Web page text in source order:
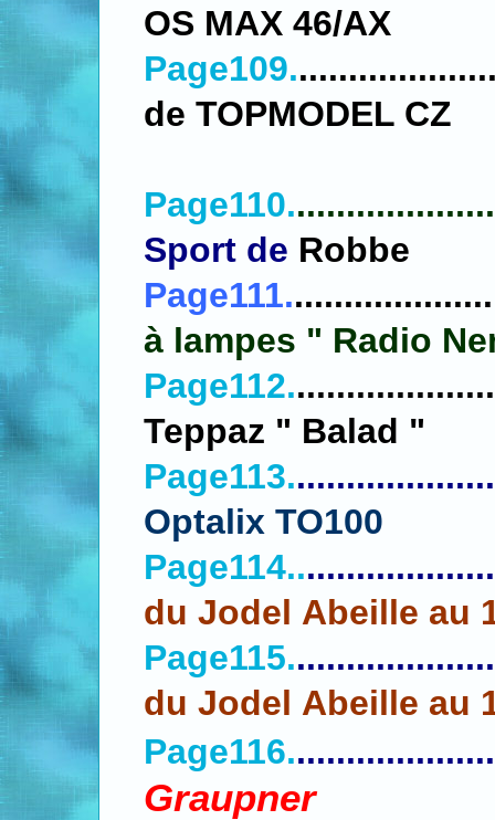
OS MAX 46/AX
Page109.
de TOPMODEL CZ
Page110.
Sport de Robbe
Page111.
à lampes " Radio
Page112.
Teppaz " Balad "
Page113.
Optalix TO100
Page114..
du Jodel Abeille au
Page115.
du Jodel Abeille au
Page116.
Graupner